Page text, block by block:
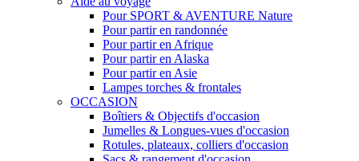
Pour SPORT & AVENTURE Nature
Pour partir en randonnée
Pour partir en Afrique
Pour partir en Alaska
Pour partir en Asie
Lampes torches & frontales
OCCASION
Boîtiers & Objectifs d'occasion
Jumelles & Longues-vues d'occasion
Rotules, plateaux, colliers d'occasion